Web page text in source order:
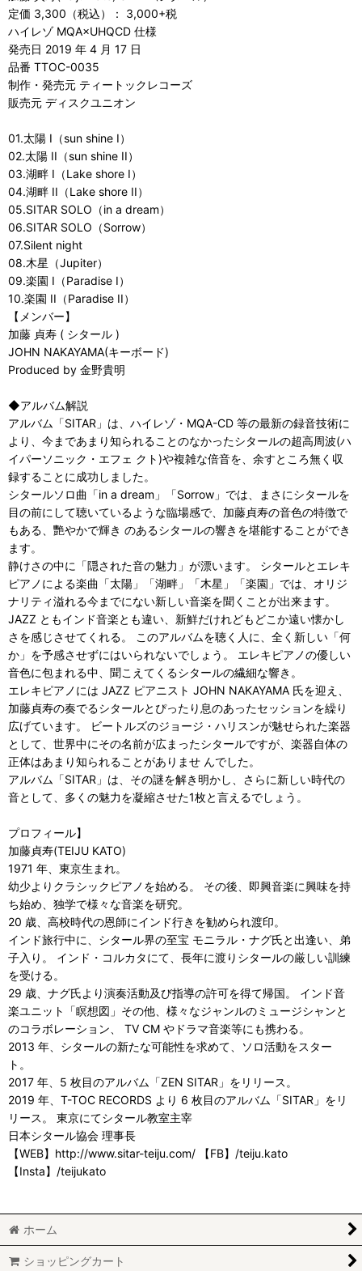
定価 3,300（税込）： 3,000+税
ハイレゾ MQA×UHQCD 仕様
発売日 2019 年 4 月 17 日
品番 TTOC-0035
制作・発売元 ティートックレコーズ
販売元 ディスクユニオン
01.太陽 I（sun shine I）
02.太陽 II（sun shine II）
03.湖畔 I（Lake shore I）
04.湖畔 II（Lake shore II）
05.SITAR SOLO（in a dream）
06.SITAR SOLO（Sorrow）
07.Silent night
08.木星（Jupiter）
09.楽園 I（Paradise I）
10.楽園 II（Paradise II）
【メンバー】
加藤 貞寿 ( シタール )
JOHN NAKAYAMA(キーボード)
Produced by 金野貴明
◆アルバム解説
アルバム「SITAR」は、ハイレゾ・MQA-CD 等の最新の録音技術に
より、今まであまり知られることのなかったシタールの超高周波(ハ
イパーソニック・エフェ クト)や複雑な倍音を、余すところ無く収
録することに成功しました。
シタールソロ曲「in a dream」「Sorrow」では、まさにシタールを
目の前にして聴いているような臨場感で、加藤貞寿の音色の特徴で
もある、艷やかで輝き のあるシタールの響きを堪能することができ
ます。
静けさの中に「隠された音の魅力」が漂います。 シタールとエレキ
ピアノによる楽曲「太陽」「湖畔」「木星」「楽園」では、オリジ
ナリティ溢れる今までにない新しい音楽を聞くことが出来ます。
JAZZ ともインド音楽とも違い、新鮮だけれどもどこか遠い懐かし
さを感じさせてくれる。 このアルバムを聴く人に、全く新しい「何
か」を予感させずにはいられないでしょう。 エレキピアノの優しい
音色に包まれる中、聞こえてくるシタールの繊細な響き。
エレキピアノには JAZZ ピアニスト JOHN NAKAYAMA 氏を迎え、
加藤貞寿の奏でるシタールとぴったり息のあったセッションを繰り
広げています。 ビートルズのジョージ・ハリスンが魅せられた楽器
として、世界中にその名前が広まったシタールですが、楽器自体の
正体はあまり知られることがありませ んでした。
アルバム「SITAR」は、その謎を解き明かし、さらに新しい時代の
音として、多くの魅力を凝縮させた1枚と言えるでしょう。
プロフィール】
加藤貞寿(TEIJU KATO)
1971 年、東京生まれ。
幼少よりクラシックピアノを始める。 その後、即興音楽に興味を持
ち始め、独学で様々な音楽を研究。
20 歳、高校時代の恩師にインド行きを勧められ渡印。
インド旅行中に、シタール界の至宝 モニラル・ナグ氏と出逢い、弟
子入り。 インド・コルカタにて、長年に渡りシタールの厳しい訓練
を受ける。
29 歳、ナグ氏より演奏活動及び指導の許可を得て帰国。 インド音
楽ユニット「瞑想図」その他、様々なジャンルのミュージシャンと
のコラボレーション、 TV CM やドラマ音楽等にも携わる。
2013 年、シタールの新たな可能性を求めて、ソロ活動をスター
ト。
2017 年、5 枚目のアルバム「ZEN SITAR」をリリース。
2019 年、T-TOC RECORDS より 6 枚目のアルバム「SITAR」をリ
リース。 東京にてシタール教室主宰
日本シタール協会 理事長
【WEB】http://www.sitar-teiju.com/ 【FB】/teiju.kato
【Insta】/teijukato
ホーム
ショッピングカート